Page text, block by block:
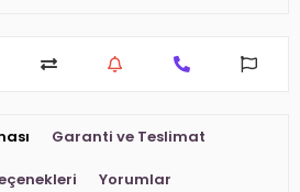
Garanti ve Teslimat
Yorumlar